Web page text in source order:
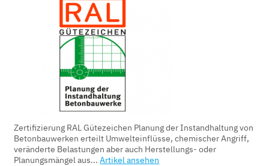
Zertifizierung RAL Gütezeichen Planung der Instandhaltung von
Betonbauwerken erteilt Umwelteinflüsse, chemischer Angriff,
veränderte Belastungen aber auch Herstellungs- oder
Planungsmängel aus...Artikel ansehen